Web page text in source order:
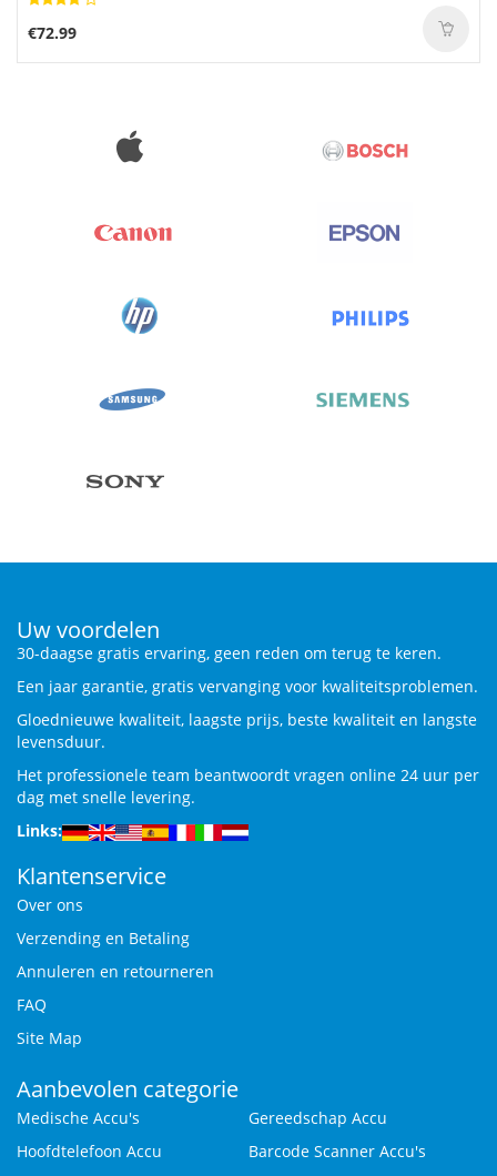
€72.99
Uw voordelen
30-daagse gratis ervaring, geen reden om terug te keren.
Een jaar garantie, gratis vervanging voor kwaliteitsproblemen.
Gloednieuwe kwaliteit, laagste prijs, beste kwaliteit en langste
levensduur.
Het professionele team beantwoordt vragen online 24 uur per
dag met snelle levering.
Links:
Klantenservice
Over ons
Verzending en Betaling
Annuleren en retourneren
FAQ
Site Map
Aanbevolen categorie
Medische Accu's
Gereedschap Accu
Hoofdtelefoon Accu
Barcode Scanner Accu's